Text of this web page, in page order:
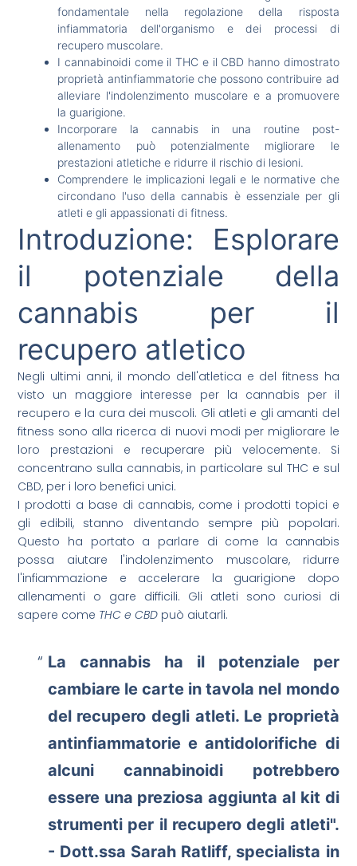
fondamentale nella regolazione della risposta
infiammatoria dell'organismo e dei processi di
recupero muscolare.
I cannabinoidi come il THC e il CBD hanno dimostrato
proprietà antinfiammatorie che possono contribuire ad
alleviare l'indolenzimento muscolare e a promuovere
la guarigione.
Incorporare la cannabis in una routine post-
allenamento può potenzialmente migliorare le
prestazioni atletiche e ridurre il rischio di lesioni.
Comprendere le implicazioni legali e le normative che
circondano l'uso della cannabis è essenziale per gli
atleti e gli appassionati di fitness.
Introduzione: Esplorare
il potenziale della
cannabis per il
recupero atletico
Negli ultimi anni, il mondo dell'atletica e del fitness ha
visto un maggiore interesse per la cannabis per il
recupero e la cura dei muscoli. Gli atleti e gli amanti del
fitness sono alla ricerca di nuovi modi per migliorare le
loro prestazioni e recuperare più velocemente. Si
concentrano sulla cannabis, in particolare sul THC e sul
CBD, per i loro benefici unici.
I prodotti a base di cannabis, come i prodotti topici e
gli edibili, stanno diventando sempre più popolari.
Questo ha portato a parlare di come la cannabis
possa aiutare l'indolenzimento muscolare, ridurre
l'infiammazione e accelerare la guarigione dopo
allenamenti o gare difficili. Gli atleti sono curiosi di
sapere come THC e CBD può aiutarli.
La cannabis ha il potenziale per
cambiare le carte in tavola nel mondo
del recupero degli atleti. Le proprietà
antinfiammatorie e antidolorifiche di
alcuni cannabinoidi potrebbero
essere una preziosa aggiunta al kit di
strumenti per il recupero degli atleti".
- Dott.ssa Sarah Ratliff, specialista in